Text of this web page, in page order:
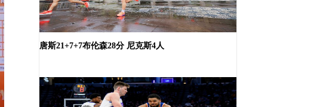
唐斯21+7+7布伦森28分 尼克斯4人